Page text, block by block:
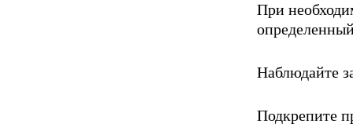
При
Наблюдайте
Подкрепите